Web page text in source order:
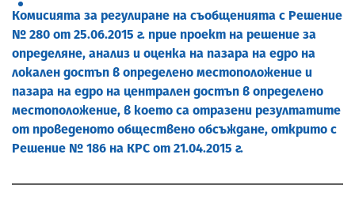
Комисията за регулиране на съобщенията с Решение
№ 280 от 25.06.2015 г. прие проект на решение за
определяне, анализ и оценка на пазара на едро на
локален достъп в определено местоположение и
пазара на едро на централен достъп в определено
местоположение, в което са отразени резултатите
от проведеното обществено обсъждане, открито с
Решение № 186 на КРС от 21.04.2015 г.